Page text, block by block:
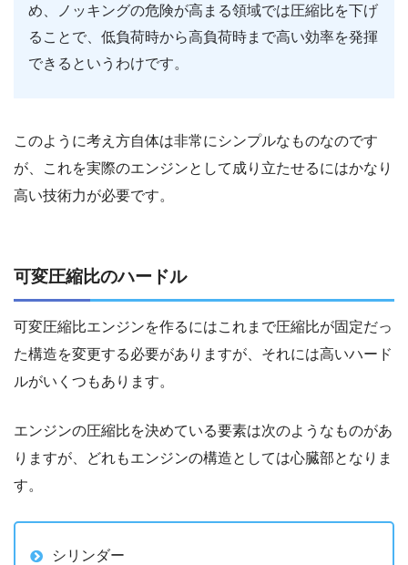
め、ノッキングの危険が高まる領域では圧縮比を下げ
ることで、低負荷時から高負荷時まで高い効率を発揮
できるというわけです。
このように考え方自体は非常にシンプルなものなのです
が、これを実際のエンジンとして成り立たせるにはかなり
高い技術力が必要です。
可変圧縮比のハードル
可変圧縮比エンジンを作るにはこれまで圧縮比が固定だっ
た構造を変更する必要がありますが、それには高いハード
ルがいくつもあります。
エンジンの圧縮比を決めている要素は次のようなものがあ
りますが、どれもエンジンの構造としては心臓部となりま
す。
シリンダー